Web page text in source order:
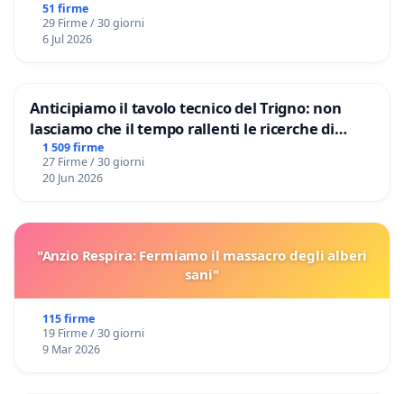
51 firme
29 Firme / 30 giorni
6 Jul 2026
Anticipiamo il tavolo tecnico del Trigno: non
lasciamo che il tempo rallenti le ricerche di
Domenico Racanati
1 509 firme
27 Firme / 30 giorni
20 Jun 2026
"Anzio Respira: Fermiamo il massacro degli alberi
sani"
115 firme
19 Firme / 30 giorni
9 Mar 2026